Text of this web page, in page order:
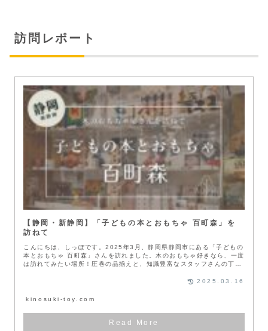
訪問レポート
【静岡・新静岡】「子どもの本とおもちゃ 百町森」を
訪ねて
こんにちは、しっぽです。2025年3月、静岡県静岡市にある「子どもの
本とおもちゃ 百町森」さんを訪れました。木のおもちゃ好きなら、一度
は訪れてみたい場所！圧巻の品揃えと、知識豊富なスタッフさんの丁寧
kinosuki-toy.com
2025.03.16